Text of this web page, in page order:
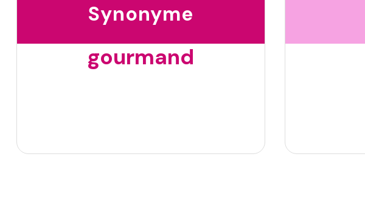
Synonyme
gourmand